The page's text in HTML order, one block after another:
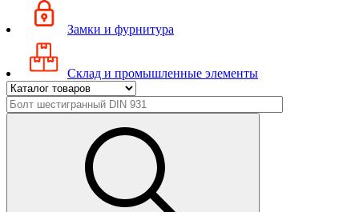
Замки и фурнитура
Склад и промышленные элементы